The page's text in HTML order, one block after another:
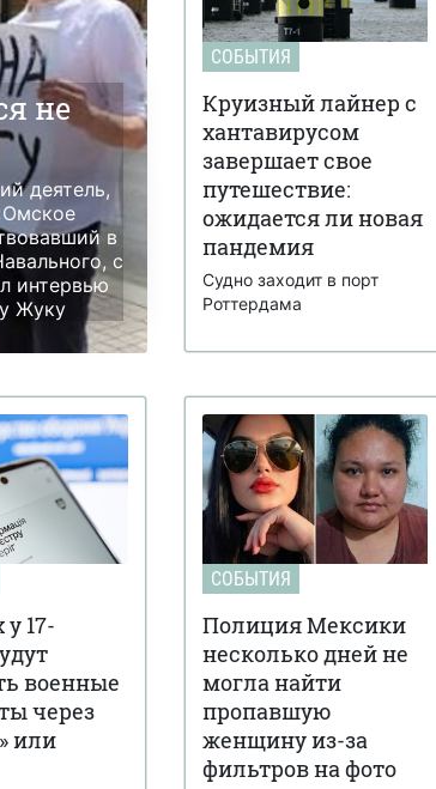
04 марта 15:59
FT раскрыли подробности
подготовки израильских спецслужб к
убийству иранского лидера Али
Хаменеи
19 февраля 18:55
Украинка из Броваров
вела переписку с Джеффри
Эпштейном и подбирала девушек
для него
не
деятель,
в
с
интервью
Жуку
СОБЫТИЯ
Круизный лайнер с
хантавирусом
завершает свое
путешествие:
ожидается ли новая
пандемия
Судно заходит в порт
Роттердама
17-
военные
через
или
СОБЫТИЯ
Полиция Мексики
несколько дней не
могла найти
пропавшую
женщину из-за
фильтров на фото